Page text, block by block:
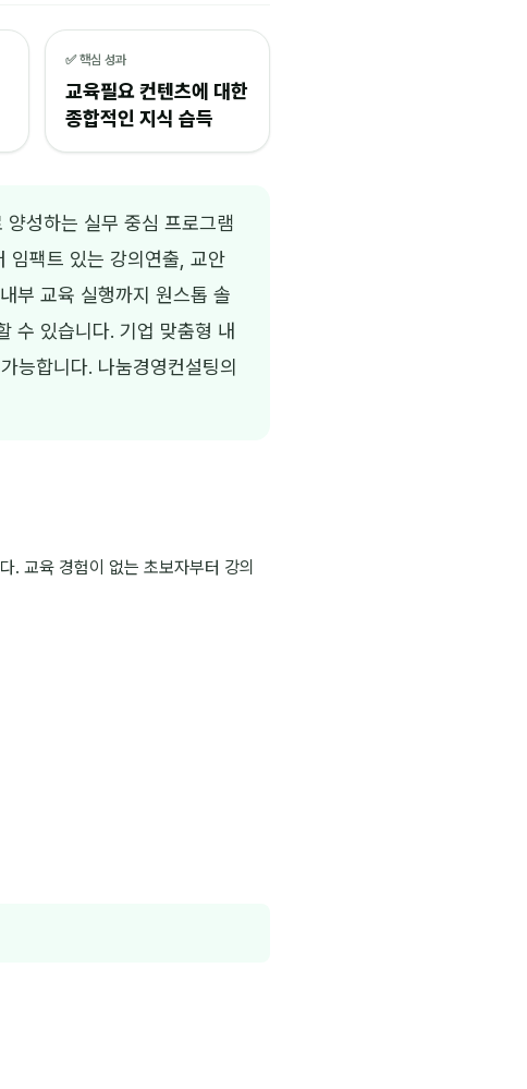
✅ 핵심 성과
교육필요 컨텐츠에 대한
종합적인 지식 습득
성하는 실무 중심 프로그램
임팩트 있는 강의연출, 교안
부 교육 실행까지 원스톱 솔
수 있습니다. 기업 맞춤형 내
능합니다. 나눔경영컨설팅의
. 교육 경험이 없는 초보자부터 강의